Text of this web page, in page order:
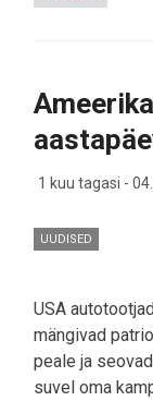
SÜÜTU
HETKEGA
1 kuu tagasi -
UUDISED
USA
mängivad
peale ja
suvel oma